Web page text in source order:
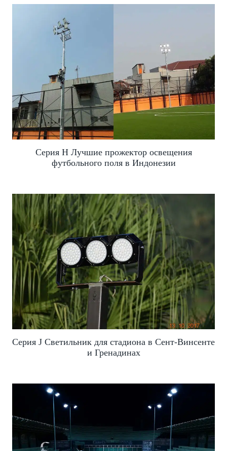
Серия H Лучшие прожектор освещения
футбольного поля в Индонезии
Серия J Светильник для стадиона в Сент-Винсенте
и Гренадинах